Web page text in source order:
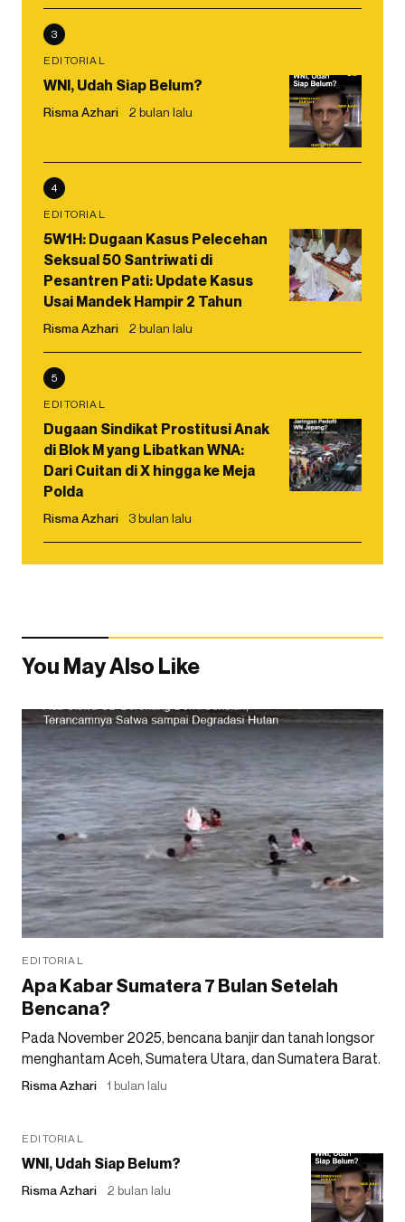
3
EDITORIAL
WNI, Udah Siap Belum?
Risma Azhari 2 bulan lalu
4
EDITORIAL
5W1H: Dugaan Kasus Pelecehan
Seksual 50 Santriwati di
Pesantren Pati: Update Kasus
Usai Mandek Hampir 2 Tahun
Risma Azhari 2 bulan lalu
5
EDITORIAL
Dugaan Sindikat Prostitusi Anak
di Blok M yang Libatkan WNA:
Dari Cuitan di X hingga ke Meja
Polda
Risma Azhari 3 bulan lalu
You May Also Like
EDITORIAL
Apa Kabar Sumatera 7 Bulan Setelah
Bencana?
Pada November 2025, bencana banjir dan tanah longsor
menghantam Aceh, Sumatera Utara, dan Sumatera Barat.
Risma Azhari 1 bulan lalu
EDITORIAL
WNI, Udah Siap Belum?
Risma Azhari 2 bulan lalu